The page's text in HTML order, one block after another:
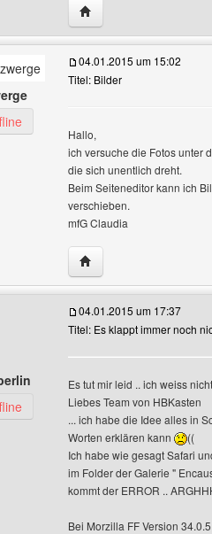
Website dieses
Benutzer-Profile anzeigen
04.01.2015 um 15:02
Titel: Bilder
Hallo,
ich versuche die Fotos unter
die sich unentlich dreht.
Beim Seiteneditor kann ich
verschieben.
mfG Claudia
Website dieses
Benutzer-Profile anzeigen
04.01.2015 um 17:37
Titel: Es klappt immer noch
Es tut mir leid .. ich weiss
Liebes Team von HBKasten
... ich habe die Idee alles in
Worten erklären kann
((
Ich habe wie gesagt Safari
im Folder der Galerie "
kommt der ERROR ..
Bei Morzilla FF Version